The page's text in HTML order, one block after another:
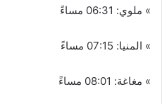
» ملوي: 06:31 مساءً
» المنيا: 07:15 مساءً
» مغاغة: 08:01 مساءً